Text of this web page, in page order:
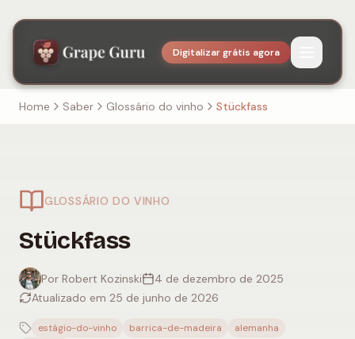
Digitalizar grátis agora
Home Saber Glossário do vinho Stückfass
GLOSSÁRIO DO VINHO
Stückfass
Por Robert Kozinski
4 de dezembro de 2025
Atualizado em 25 de junho de 2026
estágio-do-vinho barrica-de-madeira
alemanha